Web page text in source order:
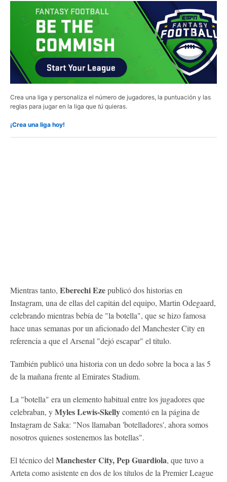
Crea una liga y personaliza el número de jugadores, la puntuación y las
reglas para jugar en la liga que tú quieras.
¡Crea una liga hoy!
Mientras tanto, Eberechi Ezepublicó dos historias en
Instagram, una de ellas del capitán del equipo, Martin Odegaard,
celebrando mientras bebía de "la botella", que se hizo famosa
hace unas semanas por un aficionado del Manchester City en
referencia a que el Arsenal "dejó escapar" el título.
También publicó una historia con un dedo sobre la boca a las 5
de la mañana frente al Emirates Stadium.
La "botella" era un elemento habitual entre los jugadores que
celebraban, yMyles Lewis-Skellycomentó en la página de
Instagram de Saka: "Nos llamaban 'botelladores', ahora somos
nosotros quienes sostenemos las botellas".
El técnico del Manchester City, Pep Guardiola, que tuvo a
Arteta como asistente en dos de los títulos de la Premier League